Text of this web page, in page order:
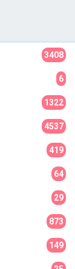
3408
6
1322
4537
419
64
29
873
149